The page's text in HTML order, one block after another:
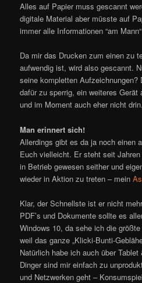
Alles auf Papier muss gescannt
digitale Material aber müsste auf
immer alle Informationen “am
Da mir das Drucken zum einen zu
aufwendig ist, wird also gescannt.
seine kompletten
dafür zu sperrig, ein weiteres
und im Moment auch eher nicht drin.
Man erinnert sich!
Allerdings gibt es da ja noch einen
Euch vielleicht. Er steht seit
in Betrieb gewesen seither und
wieder in Aktion zu treten – mein
Klar, der Schnellste ist er nicht
PDF’s und Dokumente sollte es
Windows 10, da sehe ich die
weil das ganze „Klicki-Bunti-
Natürlich habe ich auch über
Dinger sind mir einfach zu
und Netzwerken geht –